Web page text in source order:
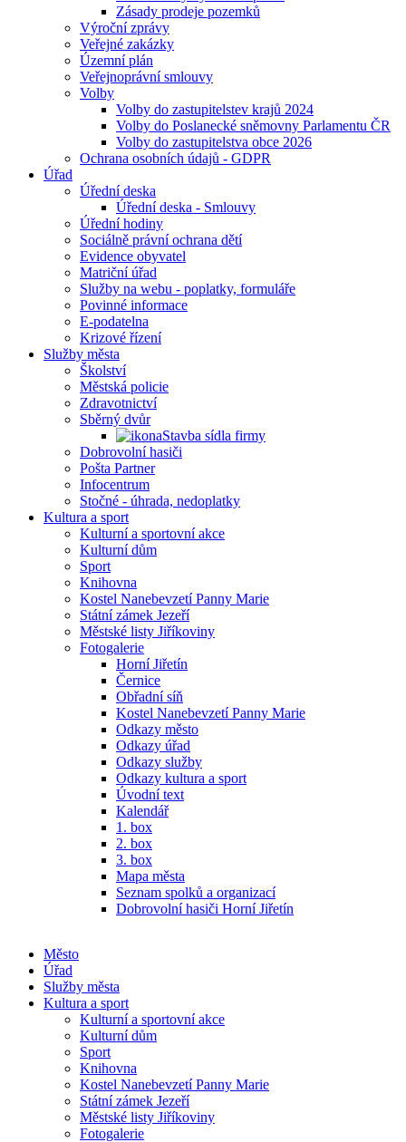
Zásady prodeje pozemků
Výroční zprávy
Veřejné zakázky
Územní plán
Veřejnoprávní smlouvy
Volby
Volby do zastupitelstev krajů 2024
Volby do Poslanecké sněmovny Parlamentu ČR
Volby do zastupitelstva obce 2026
Ochrana osobních údajů - GDPR
Úřad
Úřední deska
Úřední deska - Smlouvy
Úřední hodiny
Sociálně právní ochrana dětí
Evidence obyvatel
Matriční úřad
Služby na webu - poplatky, formuláře
Povinné informace
E-podatelna
Krizové řízení
Služby města
Školství
Městská policie
Zdravotnictví
Sběrný dvůr
Stavba sídla firmy
Dobrovolní hasiči
Pošta Partner
Infocentrum
Stočné - úhrada, nedoplatky
Kultura a sport
Kulturní a sportovní akce
Kulturní dům
Sport
Knihovna
Kostel Nanebevzetí Panny Marie
Státní zámek Jezeří
Městské listy Jiříkoviny
Fotogalerie
Horní Jiřetín
Černice
Obřadní síň
Kostel Nanebevzetí Panny Marie
Odkazy město
Odkazy úřad
Odkazy služby
Odkazy kultura a sport
Úvodní text
Kalendář
1. box
2. box
3. box
Mapa města
Seznam spolků a organizací
Dobrovolní hasiči Horní Jiřetín
Město
Úřad
Služby města
Kultura a sport
Kulturní a sportovní akce
Kulturní dům
Sport
Knihovna
Kostel Nanebevzetí Panny Marie
Státní zámek Jezeří
Městské listy Jiříkoviny
Fotogalerie